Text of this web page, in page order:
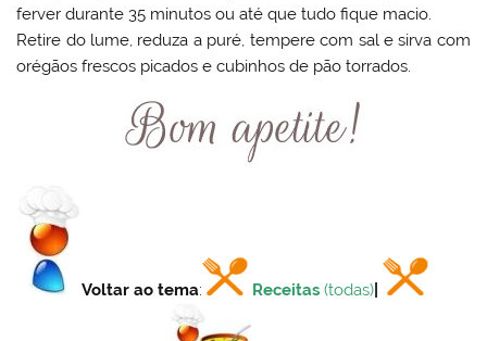
ferver durante 35 minutos ou até que tudo fique macio.
Retire do lume, reduza a puré, tempere com sal e sirva com
orégãos frescos picados e cubinhos de pão torrados.
Voltar ao tema: Receitas (todas)